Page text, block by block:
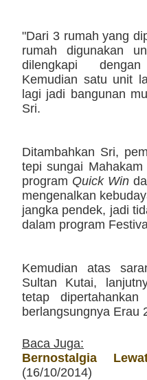
"Dari 3 rumah yang
rumah digunakan
dilengkapi
Kemudian satu unit
lagi jadi bangunan
Sri.
Ditambahkan Sri,
tepi sungai
program Quick Win
mengenalkan
jangka pendek, jadi
dalam program
Kemudian atas
Sultan Kutai,
tetap
berlangsungnya Erau
Baca Juga:
Bernostalgia
(16/10/2014)